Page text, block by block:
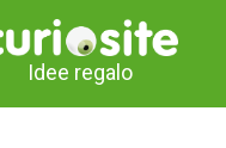
Idee regalo